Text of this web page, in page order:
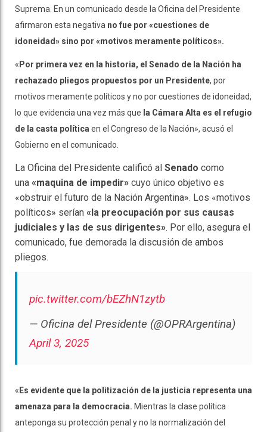
Suprema. En un comunicado desde la Oficina del Presidente
afirmaron esta negativa no fue por «cuestiones de
idoneidad» sino por «motivos meramente políticos».
« Por primera vez en la historia, el Senado de la Nación ha
rechazado pliegos propuestos por un Presidente, por
motivos meramente políticos y no por cuestiones de idoneidad,
lo que evidencia una vez más que la Cámara Alta es el refugio
de la casta política en el Congreso de la Nación», acusó el
Gobierno en el comunicado.
La Oficina del Presidente calificó al Senado como
una «maquina de impedir» cuyo único objetivo es
«obstruir el futuro de la Nación Argentina». Los «motivos
políticos» serían «la preocupación por sus causas
judiciales y las de sus dirigentes». Por ello, asegura el
comunicado, fue demorada la discusión de ambos
pliegos.
pic.twitter.com/bEZhN1zytb
— Oficina del Presidente (@OPRArgentina)
April 3, 2025
« Es evidente que la politización de la justicia representa una
amenaza para la democracia. Mientras la clase política
anteponga su protección penal y no la normalización del